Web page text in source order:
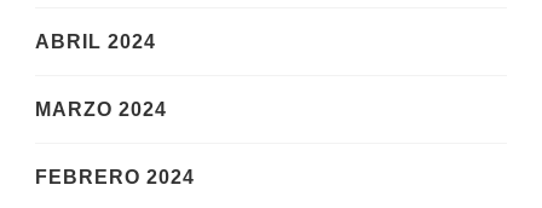
ABRIL 2024
MARZO 2024
FEBRERO 2024